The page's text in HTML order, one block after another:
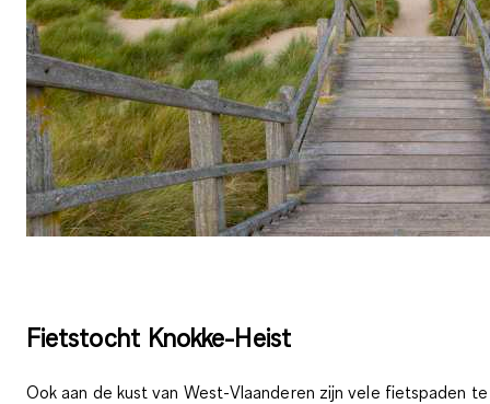
Fietstocht Knokke-Heist
Ook aan de kust van West-Vlaanderen zijn vele fietspaden te